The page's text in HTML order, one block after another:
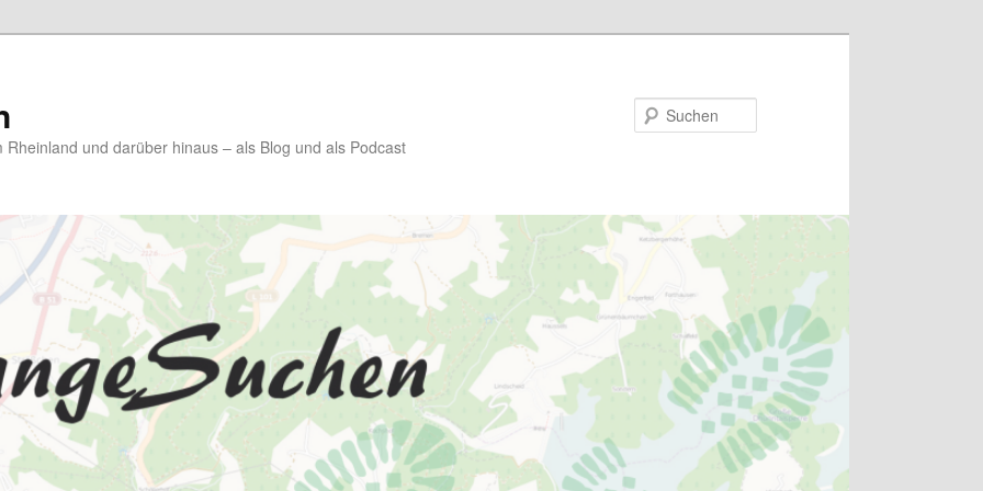
und darüber hinaus – als Blog und als Podcast